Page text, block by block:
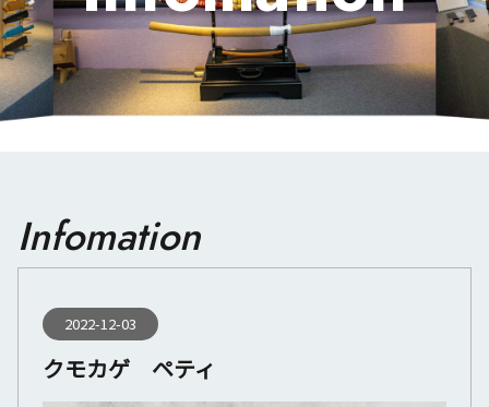
Infomation
2022-12-03
クモカゲ ペティ